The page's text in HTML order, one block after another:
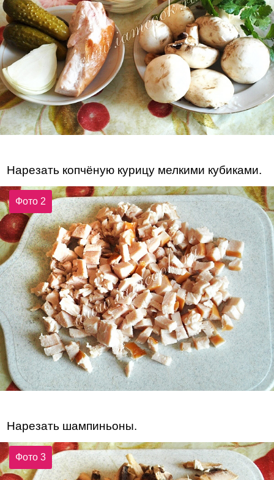
Нарезать копчёную курицу мелкими кубиками.
Фото 2
Нарезать шампиньоны.
Фото 3